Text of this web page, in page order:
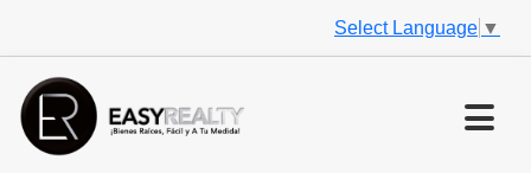
Select Language ▼